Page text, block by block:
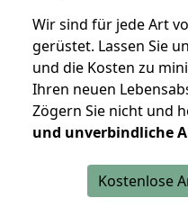
Wir sind für jede Art
gerüstet. Lassen Sie
und die Kosten zu
Ihren neuen
Zögern Sie nicht und
und unverbindliche
Kostenlose